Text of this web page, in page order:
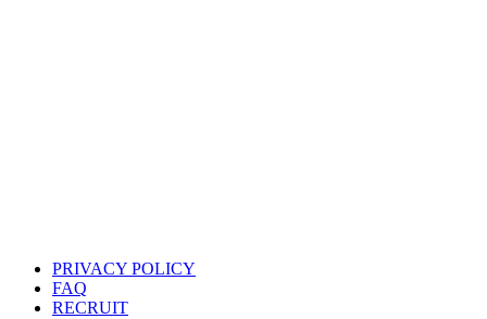
PRIVACY POLICY
FAQ
RECRUIT